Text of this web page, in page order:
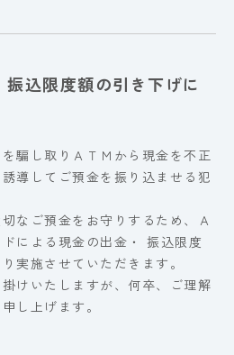
振込限度額の引き下げに
騙し取りＡＴＭから現金を不正
導してご預金を振り込ませる犯
なご預金をお守りするため、Ａ
による現金の出金・ 振込限度
実施させていただきます。
けいたしますが、何卒、ご理解
し上げます。